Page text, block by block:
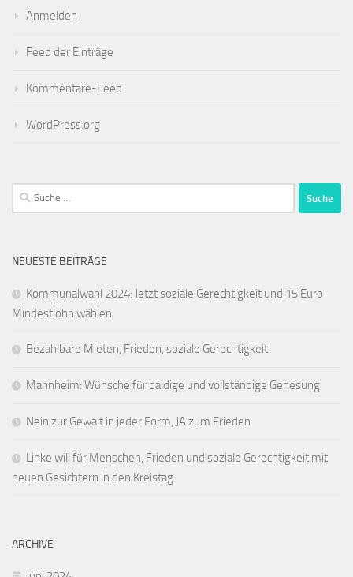
Anmelden
Feed der Einträge
Kommentare-Feed
WordPress.org
Suche
nach:
NEUESTE BEITRÄGE
Kommunalwahl 2024: Jetzt soziale Gerechtigkeit und 15 Euro
Mindestlohn wählen
Bezahlbare Mieten, Frieden, soziale Gerechtigkeit
Mannheim: Wünsche für baldige und vollständige Genesung
Nein zur Gewalt in jeder Form, JA zum Frieden
Linke will für Menschen, Frieden und soziale Gerechtigkeit mit
neuen Gesichtern in den Kreistag
ARCHIVE